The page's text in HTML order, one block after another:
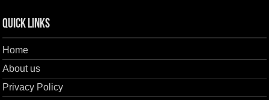
Quick Links
Home
About us
Privacy Policy